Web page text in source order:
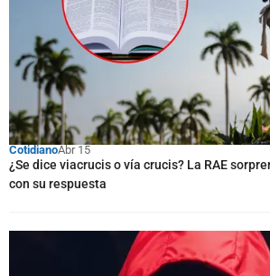
CotidianoAbr 15
¿Se dice viacrucis o vía crucis? La RAE
con su respuesta